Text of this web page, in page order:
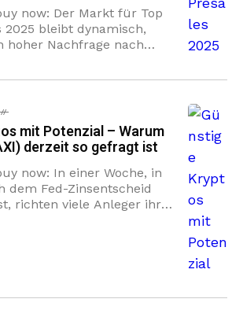
now: Der Markt für Top
2025 bleibt dynamisch,
hoher Nachfrage nach
vielversprechende
mit Potenzial – Warum
derzeit so gefragt ist
now: In einer Woche, in
dem Fed-Zinsentscheid
richten viele Anleger ihren